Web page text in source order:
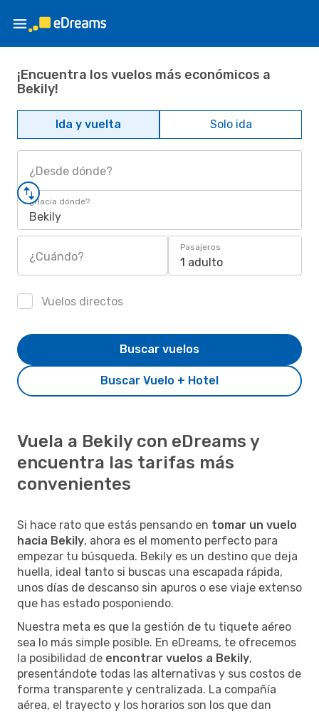
¡Encuentra los vuelos más económicos a
Bekily!
Ida y vuelta Solo ida
¿Desde dónde?
¿Hacia dónde?
Bekily
¿Cuándo?
Pasajeros
1 adulto
Vuelos directos
Buscar Vuelo + Hotel
Buscar vuelos
Vuela a Bekily con eDreams y
encuentra las tarifas más
convenientes
Si hace rato que estás pensando en tomar un vuelo
hacia Bekily, ahora es el momento perfecto para
empezar tu búsqueda. Bekily es un destino que deja
huella, ideal tanto si buscas una escapada rápida,
unos días de descanso sin apuros o ese viaje extenso
que has estado posponiendo.
Nuestra meta es que la gestión de tu tiquete aéreo
sea lo más simple posible. En eDreams, te ofrecemos
la posibilidad de encontrar vuelos a Bekily,
presentándote todas las alternativas y sus costos de
forma transparente y centralizada. La compañía
aérea, el trayecto y los horarios son los que dan